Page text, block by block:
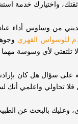
واختيارك خدمة
من وساوس أداء عبادة
للوسواس القهري
تلتفتي لأي وسوسة
على سؤال هل كان
تحاولي واعلمي
وعليك بالبحث عن